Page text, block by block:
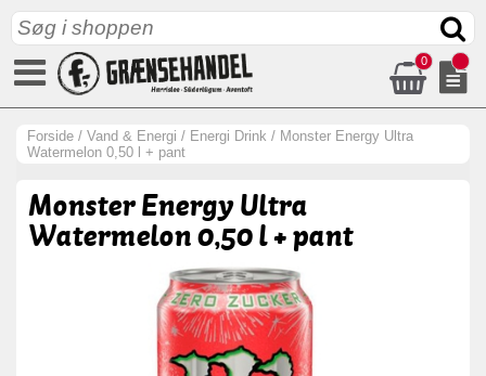
0
Forside / Vand & Energi / Energi Drink / Monster Energy Ultra
Watermelon 0,50 l + pant
Monster Energy Ultra
Watermelon 0,50 l + pant